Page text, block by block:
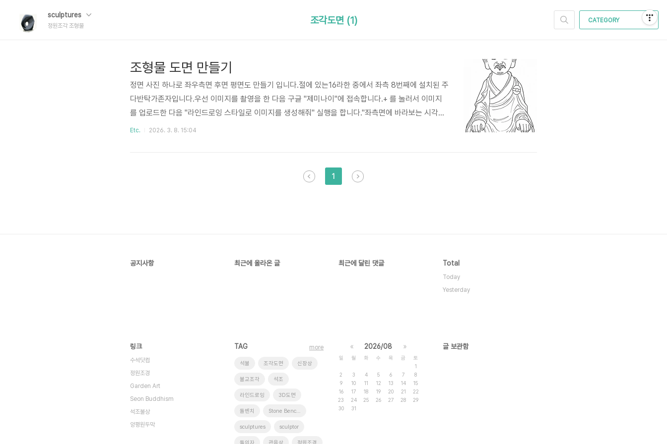
sculptures
정원조각 조형물
CATEGORY
조각도면 (1)
조형물 도면 만들기
정면 사진 하나로 좌우측면 후면 평면도 만들기 입니다.절에 있는16라한 중에서 좌측 8번째에 설치된 주
다반탁가존자입니다.우선 이미지를 촬영을 한 다음 구글 "제미나이"에 접속합니다.+ 를 눌러서 이미지
를 업로드한 다음 "라인드로잉 스타일로 이미지를 생성해줘" 실행을 합니다."좌측면에 바라보는 시각으
로 라인드로잉 스타일로 생성해줘""우측면에 바라보는 시각으로 라인드로잉 스타일로 생성해줘""뒷면
면 사진을 찍어서 업로드 하신다음 학습을 시키신후"선그리기"를 실행을 해보세요.90도와 정면과 우측
Etc. 2026. 3. 8. 15:04
1
공지사항 최근에 올라온 글 최근에 달린 댓글 Total
Today
Yesterday
링크
수석닷컴
정원조경
Garden Art
Seon Buddhism
석조불상
양평원두막
TAG
석불 조각도면 신장상
불교조각 석조
라인드로잉 3D도면
돌벤치 Stone Benches
sculptures sculptor
more « 2026/08 »
일 월 화 수 목 금
토
1
2
3 4 5 6 7
8
9
10 11 12 13 14
15
16
17 18 19 20 21
22
23
24 25 26 27 28
29
30
31
글 보관함